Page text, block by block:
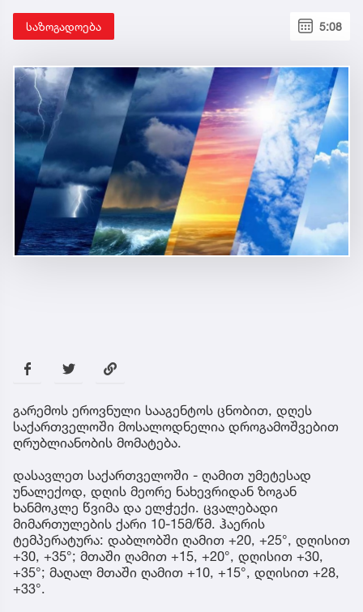
საზოგადოება 5:08
გარემოს ეროვნული სააგენტოს ცნობით, დღეს
საქართველოში მოსალოდნელია დროგამოშვებით
ღრუბლიანობის მომატება.
დასავლეთ საქართველოში - ღამით უმეტესად
უნალექოდ, დღის მეორე ნახევრიდან ზოგან
ხანმოკლე წვიმა და ელჭექი. ცვალებადი
მიმართულების ქარი 10-15მ/წმ. ჰაერის
ტემპერატურა: დაბლობში ღამით +20, +25°, დღისით
+30, +35°; მთაში ღამით +15, +20°, დღისით +30,
+35°; მაღალ მთაში ღამით +10, +15°, დღისით +28,
+33°.